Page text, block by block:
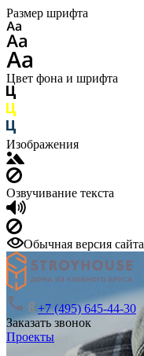
Размер шрифта
Цвет фона и шрифта
Изображения
Озвучивание текста
Обычная версия сайта
+7 (495) 645-44-30
Заказать звонок
Проекты